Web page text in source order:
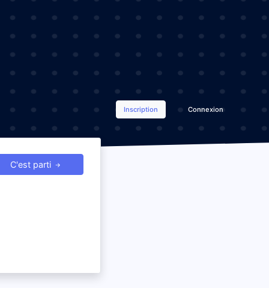
Inscription Connexion
C'est parti